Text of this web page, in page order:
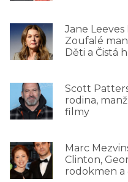
Jane Leeves
Zoufalé
Děti a Čistá
Scott
rodina,
filmy
Marc
Clinton,
rodokmen a